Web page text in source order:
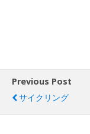
Previous Post
サイクリング